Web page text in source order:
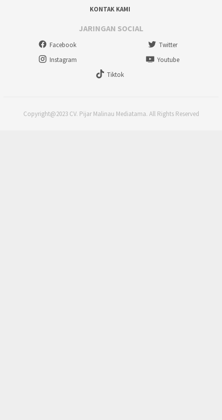
KONTAK KAMI
JARINGAN SOCIAL
Facebook
Twitter
Instagram
Youtube
Tiktok
Copyright@2023 CV. Pijar Malinau Mediatama. All Rights Reserved